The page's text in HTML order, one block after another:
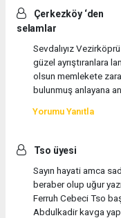
Çerkezköy ‘den
selamlar
Sevdalıyız
güzel ayrıştıranlara
olsun memlekete
bulunmuş anlayana
Yorumu Yanıtla
Tso üyesi
Sayın hayati amca
beraber olup uğur
Ferruh Cebeci Tso
Abdulkadir kavga